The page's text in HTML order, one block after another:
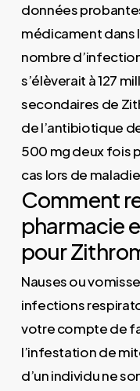
données
médicament dans
nombre
s’élèverait à 127
secondaires de
de l’antibiotique
500 mg deux fois
cas lors de
Comment
pharmacie
pour
Nauses ou
infections
votre compte de
l’infestation de
d’un individu ne